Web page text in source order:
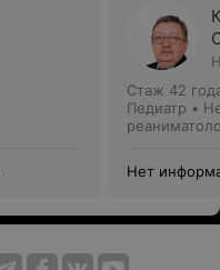
Стаж 42
Педиатр •
Нет